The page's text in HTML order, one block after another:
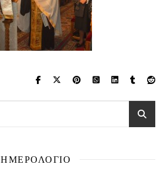
ΗΜΕΡΟΛΟΓΙΟ